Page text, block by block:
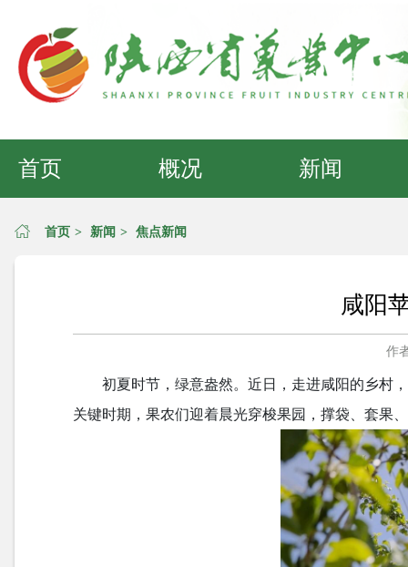
首页 概况 新闻
首页 > 新闻 > 焦点新闻
咸阳
作
初夏时节，绿意盎然。近日，走进咸阳的乡村
关键时期，果农们迎着晨光穿梭果园，撑袋、套果